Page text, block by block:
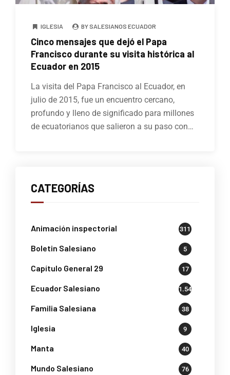
IGLESIA BY SALESIANOS ECUADOR
Cinco mensajes que dejó el Papa
Francisco durante su visita histórica al
Ecuador en 2015
La visita del Papa Francisco al Ecuador, en
julio de 2015, fue un encuentro cercano,
profundo y lleno de significado para millones
de ecuatorianos que salieron a su paso con…
CATEGORÍAS
Animación inspectorial 311
Boletin Salesiano 5
Capítulo General 29 17
Ecuador Salesiano 1.541
Familia Salesiana 38
Iglesia 9
Manta 40
Mundo Salesiano 76